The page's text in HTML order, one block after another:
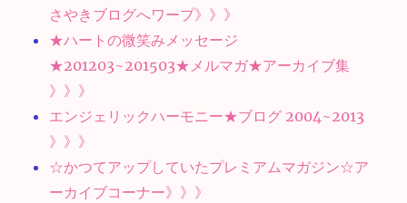
さやきブログへワープ》》》
★ハートの微笑みメッセージ
★201203~201503★メルマガ★アーカイブ集
》》》
エンジェリックハーモニー★ブログ 2004~2013
》》》
☆かつてアップしていたプレミアムマガジン☆ア
ーカイブコーナー》》》